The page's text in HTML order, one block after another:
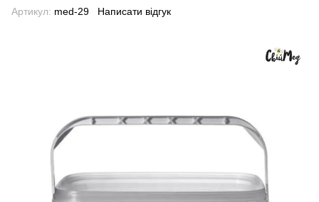
Артикул: med-29 Написати відгук